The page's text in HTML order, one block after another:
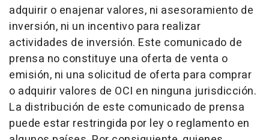
adquirir o enajenar valores, ni asesoramiento de
inversión, ni un incentivo para realizar
actividades de inversión. Este comunicado de
prensa no constituye una oferta de venta o
emisión, ni una solicitud de oferta para comprar
o adquirir valores de OCI en ninguna jurisdicción.
La distribución de este comunicado de prensa
puede estar restringida por ley o reglamento en